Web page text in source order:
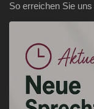
So erreichen Sie uns